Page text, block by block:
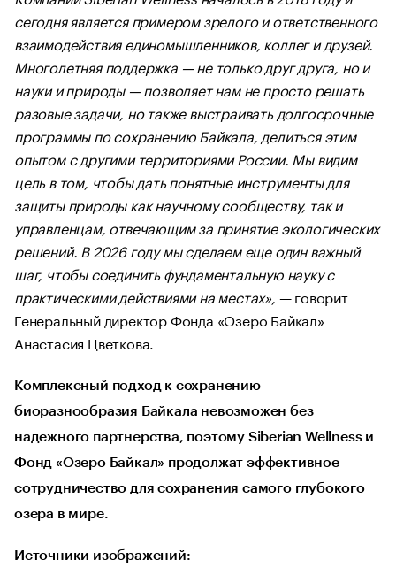
сегодня является примером зрелого и ответственного
взаимодействия единомышленников, коллег и друзей.
Многолетняя поддержка — не только друг друга, но и
науки и природы — позволяет нам не просто решать
разовые задачи, но также выстраивать долгосрочные
программы по сохранению Байкала, делиться этим
опытом с другими территориями России. Мы видим
цель в том, чтобы дать понятные инструменты для
защиты природы как научному сообществу, так и
управленцам, отвечающим за принятие экологических
решений. В 2026 году мы сделаем еще один важный
шаг, чтобы соединить фундаментальную науку с
практическими действиями на местах», — говорит
Генеральный директор Фонда «Озеро Байкал»
Анастасия Цветкова.
Комплексный подход к сохранению
биоразнообразия Байкала невозможен без
надежного партнерства, поэтому Siberian Wellness и
Фонд «Озеро Байкал» продолжат эффективное
сотрудничество для сохранения самого глубокого
озера в мире.
Источники изображений: